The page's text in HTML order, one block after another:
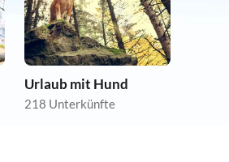
Urlaub mit Hund
218 Unterkünfte